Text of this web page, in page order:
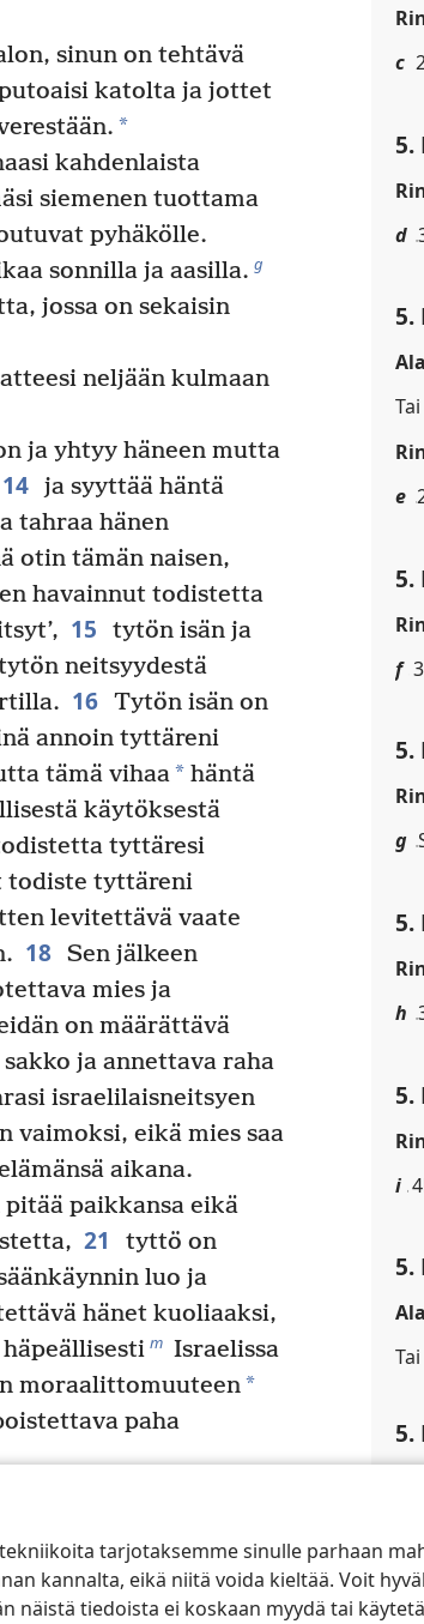
tarjotaksemme sinulle parhaan
kannalta, eikä niitä voida kieltää. Voit
näistä tiedoista ei koskaan myydä tai
sinun on tehtävä
katolta ja jottet
*
kahdenlaista
siemenen tuottama
pyhäkölle.
sonnilla ja aasilla. g
jossa on sekaisin
neljään kulmaan
ja yhtyy häneen mutta
14 ja syyttää häntä
tahraa hänen
otin tämän naisen,
havainnut todistetta
15
tytön isän ja
neitsyydestä
16 Tytön isän on
annoin tyttäreni
tämä vihaa* häntä
käytöksestä
tyttäresi
todiste tyttäreni
levitettävä vaate
18 Sen jälkeen
mies ja
on määrättävä
sakko ja annettava raha
israelilaisneitsyen
vaimoksi, eikä mies saa
aikana.
paikkansa eikä
21
tyttö on
luo ja
hänet kuoliaaksi,
m Israelissa
moraalittomuuteen*
paha
naisen kanssa,
naisen kanssa, ja
paha Israelista.
c
5.
d
5.
e
5.
f
5.
g
5.
h
5.
i
5.
5.
5.